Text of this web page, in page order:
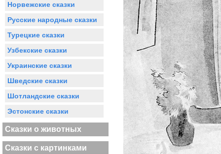
Норвежские сказки
Русские народные сказки
Турецкие сказки
Узбекские сказки
Украинские сказки
Шведские сказки
Шотландские сказки
Эстонские сказки
Сказки о животных
Сказки с картинками